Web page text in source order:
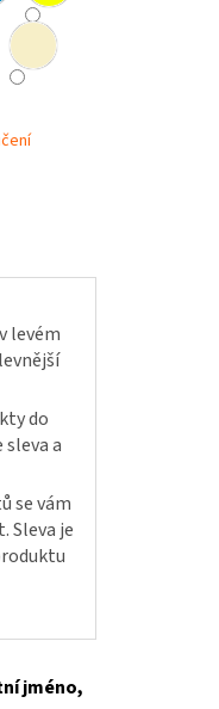
v levém
do
a
se vám
Sleva je
jméno,